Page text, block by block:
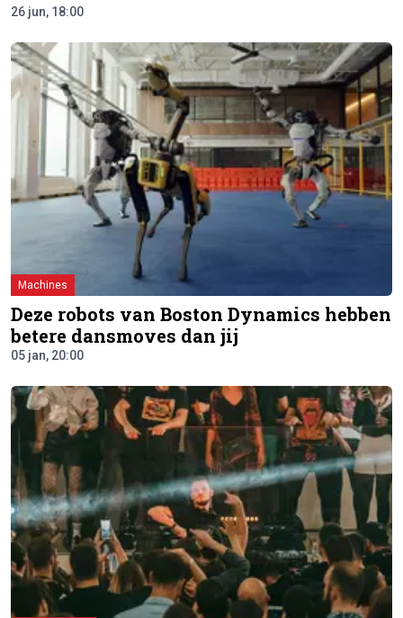
26 jun, 18:00
Machines
Deze robots van Boston Dynamics hebben
betere dansmoves dan jij
05 jan, 20:00